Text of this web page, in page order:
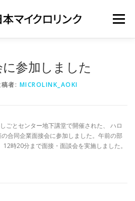
メニュー
参加しました
者: MICROLINK_AOKI
ごとセンター地下講堂で開催された、 ハロ
合同企業面接会に参加しました。午前の部
時20分まで面接・面談会を実施しました。